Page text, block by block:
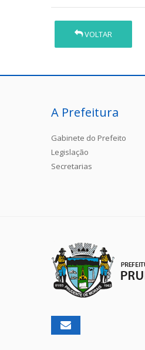
VOLTAR
A Prefeitura
Gabinete do Prefeito
Legislação
Secretarias